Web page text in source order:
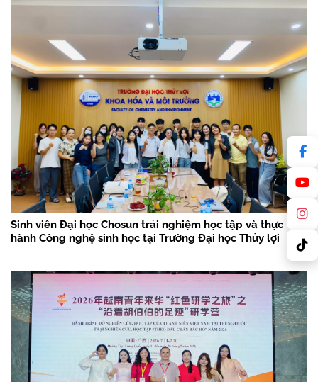
Sinh viên Đại học Chosun trải nghiệm học tập và thực
hành Công nghệ sinh học tại Trường Đại học Thủy lợi